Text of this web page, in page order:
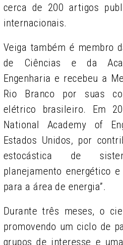
cerca de 200 artigos
internacionais.
Veiga também é membro
de Ciências e da
Engenharia e recebeu a
Rio Branco por suas
elétrico brasileiro. Em
National Academy of
Estados Unidos, por
estocástica de
planejamento energético
para a área de energia”.
Durante três meses, o
promovendo um ciclo de
grupos de interesse e